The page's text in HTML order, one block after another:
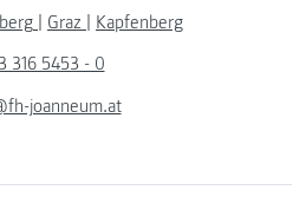
| Graz | Kapfenberg
316 5453 - 0
joanneum.at